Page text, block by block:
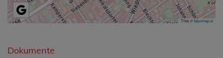
Tiles ©basemap.at
Dokumente